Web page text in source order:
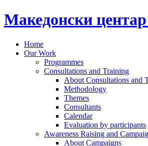
Македонски
Home
Our Work
Programmes
Consultations and Training
About Consultations and
Methodology
Themes
Consultants
Calendar
Evaluation by participants
Awareness Raising and
About Campaigns